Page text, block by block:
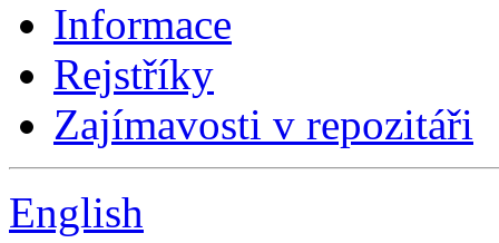
Informace
Rejstříky
Zajímavosti v repozitáři
English